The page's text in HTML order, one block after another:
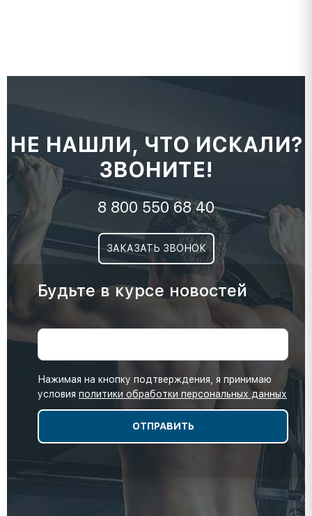
НЕ НАШЛИ, ЧТО ИСКАЛИ?
ЗВОНИТЕ!
8 800 550 68 40
ЗАКАЗАТЬ ЗВОНОК
Будьте в курсе новостей
Нажимая на кнопку подтверждения, я принимаю
условия политики обработки персональных данных